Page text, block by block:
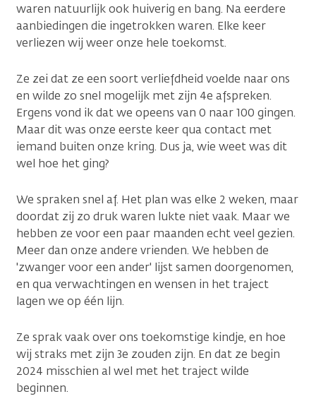
waren natuurlijk ook huiverig en bang. Na eerdere
aanbiedingen die ingetrokken waren. Elke keer
verliezen wij weer onze hele toekomst.
Ze zei dat ze een soort verliefdheid voelde naar ons
en wilde zo snel mogelijk met zijn 4e afspreken.
Ergens vond ik dat we opeens van 0 naar 100 gingen.
Maar dit was onze eerste keer qua contact met
iemand buiten onze kring. Dus ja, wie weet was dit
wel hoe het ging?
We spraken snel af. Het plan was elke 2 weken, maar
doordat zij zo druk waren lukte niet vaak. Maar we
hebben ze voor een paar maanden echt veel gezien.
Meer dan onze andere vrienden. We hebben de
'zwanger voor een ander' lijst samen doorgenomen,
en qua verwachtingen en wensen in het traject
lagen we op één lijn.
Ze sprak vaak over ons toekomstige kindje, en hoe
wij straks met zijn 3e zouden zijn. En dat ze begin
2024 misschien al wel met het traject wilde
beginnen.